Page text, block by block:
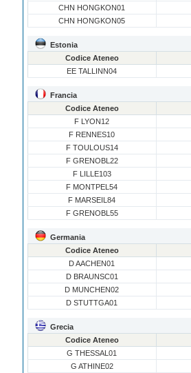
CHN HONGKON01
CHN HONGKON05
Estonia
Codice Ateneo
EE TALLINN04
Francia
Codice Ateneo
F LYON12
F RENNES10
F TOULOUS14
F GRENOBL22
F LILLE103
F MONTPEL54
F MARSEIL84
F GRENOBL55
Germania
Codice Ateneo
D AACHEN01
D BRAUNSC01
D MUNCHEN02
D STUTTGA01
Grecia
Codice Ateneo
G THESSAL01
G ATHINE02